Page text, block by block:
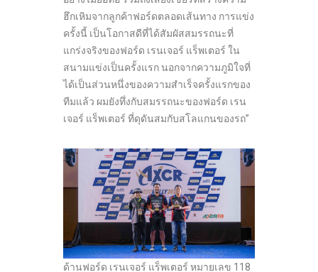
ฮึกเหิมจากลูกค้าฟอร์ดตลอดเส้นทาง การแข่ง
ครั้งนี้ เป็นโอกาสดีที่ได้สัมผัสสมรรถนะที่
แกร่งจริงของฟอร์ด เรนเจอร์ แร็พเตอร์ ใน
สนามแข่งเป็นครั้งแรก นอกจากความภูมิใจที่
ได้เป็นส่วนหนึ่งของความสำเร็จครั้งแรกของ
ทีมแล้ว ผมยังทึ่งกับสมรรถนะของฟอร์ด เรน
เจอร์ แร็พเตอร์ ที่ดุดันสมกับสโลแกนของรถ”
ด้านฟอร์ด เรนเจอร์ แร็พเตอร์ หมายเลข 118